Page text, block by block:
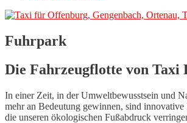
Fuhrpark
Die Fahrzeugflotte von Taxi
In einer Zeit, in der Umweltbewusstsein und
mehr an Bedeutung gewinnen, sind innovative
die unseren ökologischen Fußabdruck